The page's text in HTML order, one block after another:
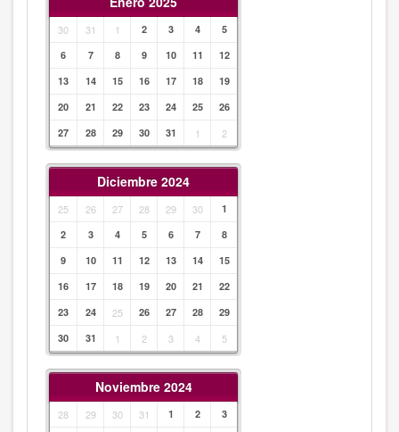
30 31 1 2 3 4
5
6
7 8 9 10 11
12
13
14 15 16 17 18
19
20
21 22 23 24 25
26
27
28 29 30 31 1 2
Diciembre 2024
25 26 27 28 29 30
1
2
3 4 5 6 7
8
9
10 11 12 13 14
15
16
17 18 19 20 21
22
23
24 25 26 27 28
29
30
31 1 2 3 4 5
Noviembre 2024
28 29 30 31 1 2
3